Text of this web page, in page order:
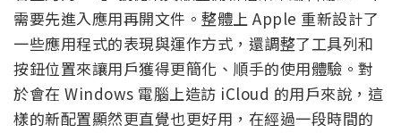
需要先進入應用再開文件。整體上 Apple 重新設計了
一些應用程式的表現與運作方式，還調整了工具列和
按鈕位置來讓用戶獲得更簡化、順手的使用體驗。對
於會在 Windows 電腦上造訪 iCloud 的用戶來說，這
樣的新配置顯然更直覺也更好用，在經過一段時間的